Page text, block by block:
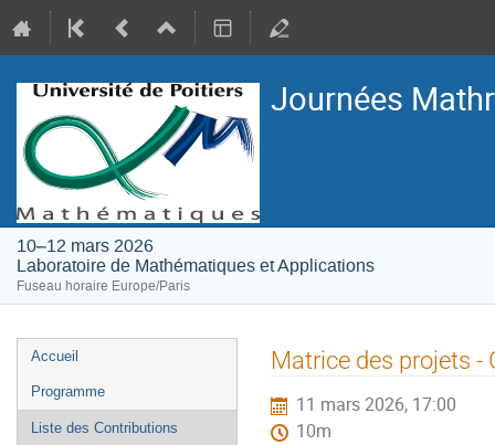
Journées
10–12 mars 2026
Laboratoire de Mathématiques et Applications
Fuseau horaire Europe/Paris
Menu
de
l'événement
Accueil
Programme
Liste des Contributions
Matrice des projets -
11 mars 2026, 17:00
10m